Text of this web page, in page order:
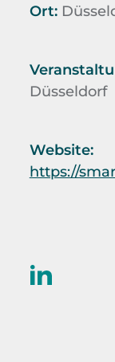
Ort:
Düsseldorf
Website:
https://